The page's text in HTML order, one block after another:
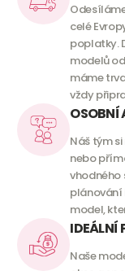
celé
poplatky.
modelů
máme
vždy
OSOBNÍ
Náš tým
nebo
vhodného
plánování
model,
IDEÁLNÍ
Naše